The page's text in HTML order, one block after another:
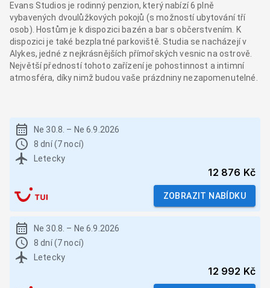
Evans Studios je rodinný penzion, který nabízí 6 plně
vybavených dvoulůžkových pokojů (s možností ubytování tří
osob). Hostům je k dispozici bazén a bar s občerstvením. K
dispozici je také bezplatné parkoviště. Studia se nacházejí v
Alykes, jedné z nejkrásnějších přímořských vesnic na ostrově.
Největší předností tohoto zařízení je pohostinnost a intimní
atmosféra, díky nimž budou vaše prázdniny nezapomenutelné.
Ne 30.8. – Ne 6.9.2026
8 dní (7 nocí)
Letecky
12 876 Kč
ZOBRAZIT NABÍDKU
Ne 30.8. – Ne 6.9.2026
8 dní (7 nocí)
Letecky
12 992 Kč